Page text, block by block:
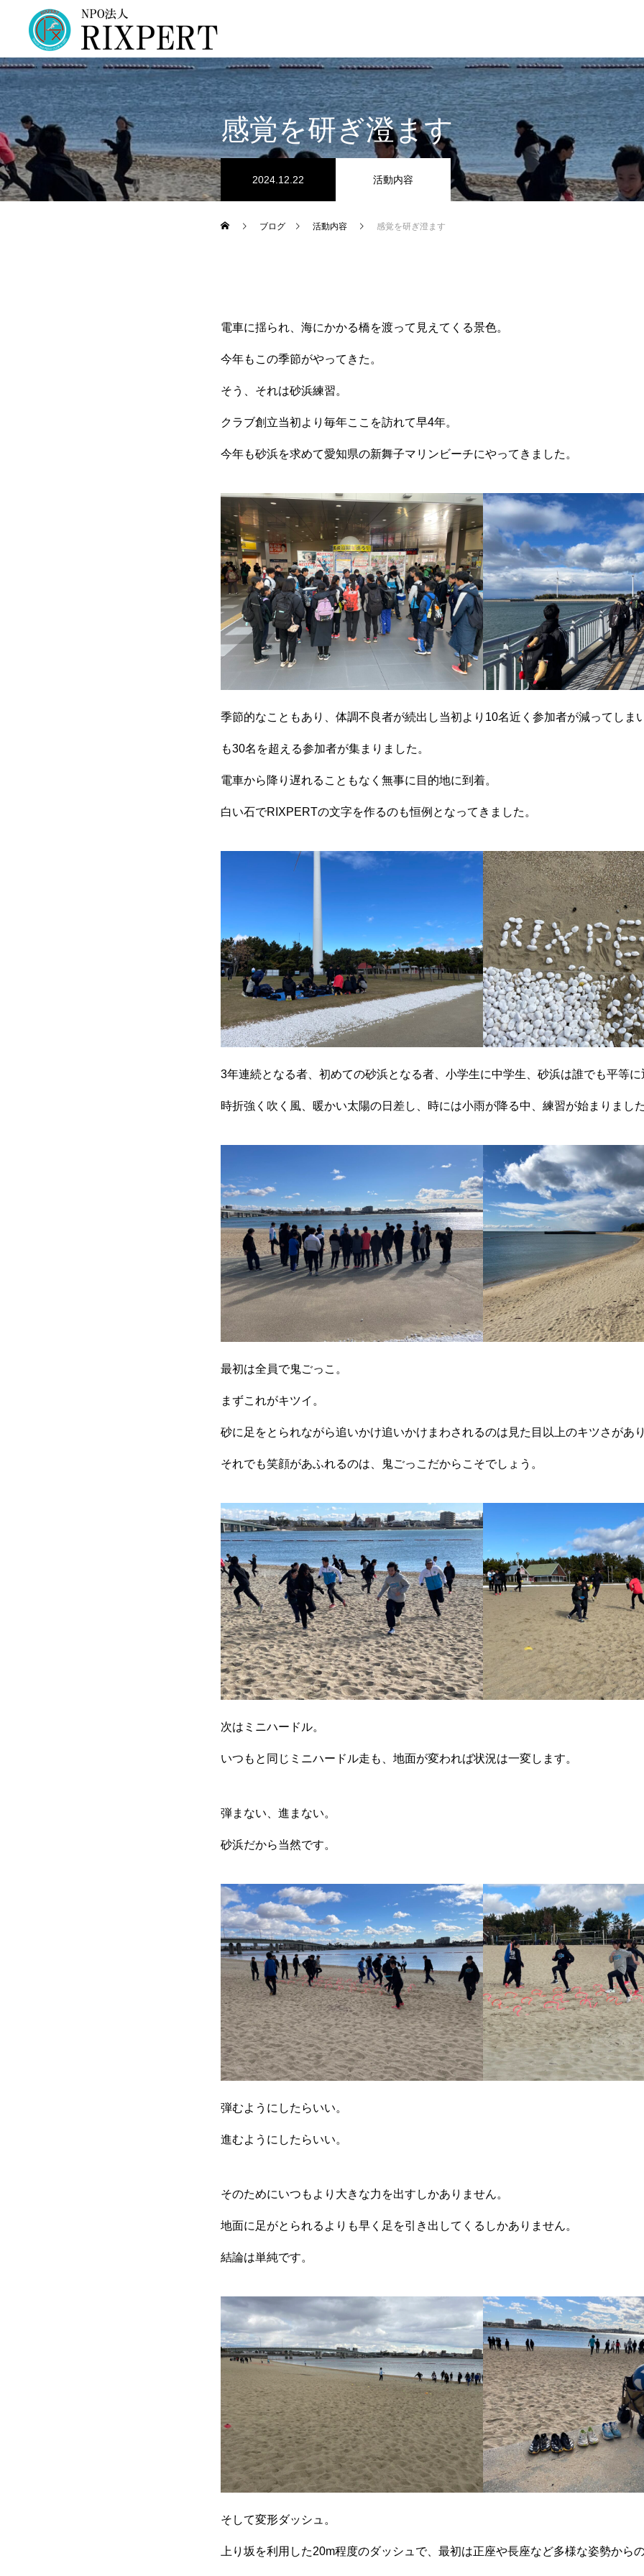
岐阜の陸上を応援！
RIXPERTを支援する
RIXPERTとは お知らせ サービス一覧 参加方法
RIXPERTブログ
岐阜の陸上を応援！
RIXPERTを支援する
感覚を研ぎ澄ます
2024.12.22 活動内容
ブログ 活動内容 感覚を研ぎ澄ます
電車に揺られ、海にかかる橋を渡って見えてくる景色。
今年もこの季節がやってきた。
そう、それは砂浜練習。
クラブ創立当初より毎年ここを訪れて早4年。
今年も砂浜を求めて愛知県の新舞子マリンビーチにやってきました。
季節的なこともあり、体調不良者が続出し当初より10名近く参加者が減ってしま
も30名を超える参加者が集まりました。
電車から降り遅れることもなく無事に目的地に到着。
白い石でRIXPERTの文字を作るのも恒例となってきました。
3年連続となる者、初めての砂浜となる者、小学生に中学生、砂浜は誰でも平等
時折強く吹く風、暖かい太陽の日差し、時には小雨が降る中、練習が始まりまし
最初は全員で鬼ごっこ。
まずこれがキツイ。
砂に足をとられながら追いかけ追いかけまわされるのは見た目以上のキツさがあ
それでも笑顔があふれるのは、鬼ごっこだからこそでしょう。
次はミニハードル。
いつもと同じミニハードル走も、地面が変われば状況は一変します。
弾まない、進まない。
砂浜だから当然です。
弾むようにしたらいい。
進むようにしたらいい。
そのためにいつもより大きな力を出すしかありません。
地面に足がとられるよりも早く足を引き出してくるしかありません。
結論は単純です。
そして変形ダッシュ。
上り坂を利用した20m程度のダッシュで、最初は正座や長座など多様な姿勢から